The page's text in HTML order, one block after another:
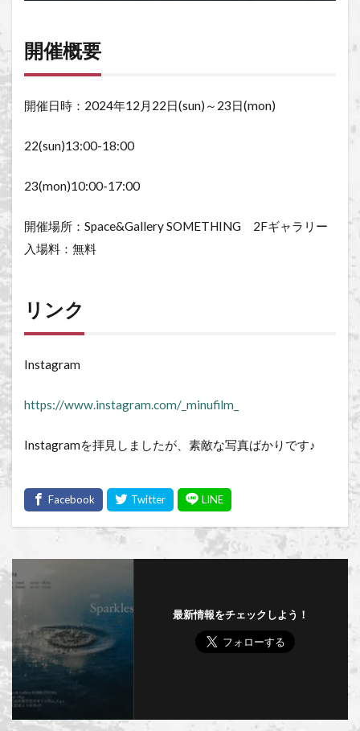
開催概要
開催日時：2024年12月22日(sun)～23日(mon)
22(sun)13:00-18:00
23(mon)10:00-17:00
開催場所：Space&Gallery SOMETHING 2Fギャラリー
入場料：無料
リンク
Instagram
https://www.instagram.com/_minufilm_
Instagramを拝見しましたが、素敵な写真ばかりです♪
最新情報をチェックしよう！